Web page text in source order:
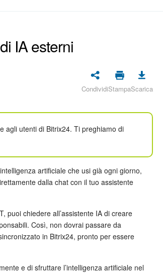
IA esterni
CondividiStampaScarica
agli utenti di Bitrix24. Ti preghiamo di
artificiale che usi già ogni giorno,
dalla chat con il tuo assistente
puoi chiedere all’assistente IA di creare
Così, non dovrai passare da
in Bitrix24, pronto per essere
e di sfruttare l’intelligenza artificiale nel